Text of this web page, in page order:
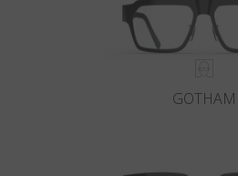
GOTHAM